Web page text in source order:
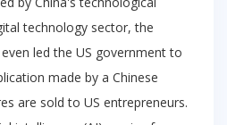
technology sector, the
led the US government to
made by a Chinese
are sold to US entrepreneurs.